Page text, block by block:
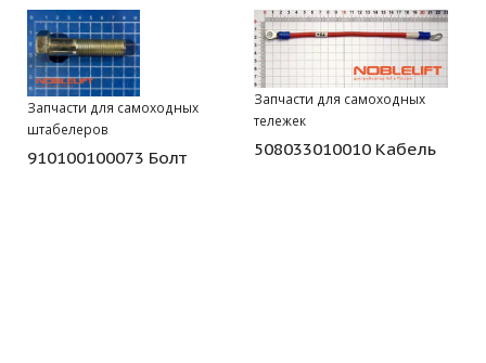
Запчасти для самоходных
штабелеров
910100100073 Болт
Запчасти для самоходных
тележек
508033010010 Кабель